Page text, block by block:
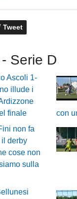
Tweet
Serie D
Ascoli 1-
illude i
finale
con
non fa
derby
cose non
sulla